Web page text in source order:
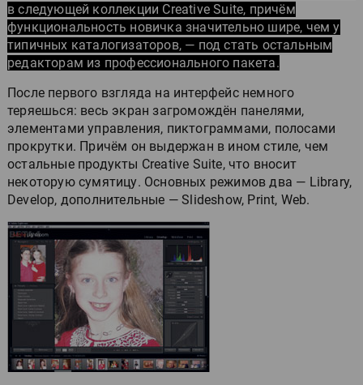
в следующей коллекции Creative Suite, причём
функциональность новичка значительно шире, чем у
типичных каталогизаторов, — под стать остальным
редакторам из профессионального пакета.
После первого взгляда на интерфейс немного
теряешься: весь экран загромождён панелями,
элементами управления, пиктограммами, полосами
прокрутки. Причём он выдержан в ином стиле, чем
остальные продукты Creative Suite, что вносит
некоторую сумятицу. Основных режимов два — Library,
Develop, дополнительные — Slideshow, Print, Web.